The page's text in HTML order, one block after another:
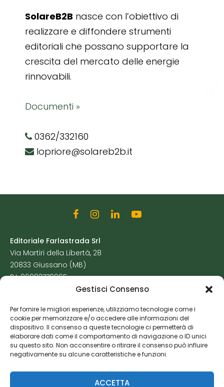
Gestisci Consenso
Per fornire le migliori esperienze, utilizziamo tecnologie come i
cookie per memorizzare e/o accedere alle informazioni del
dispositivo. Il consenso a queste tecnologie ci permetterà di
elaborare dati come il comportamento di navigazione o ID unici
su questo sito. Non acconsentire o ritirare il consenso può influire
negativamente su alcune caratteristiche e funzioni.
ACCETTA
SolareB2B nasce con l’obiettivo di
realizzare e diffondere strumenti
editoriali che possano supportare la
crescita del mercato delle energie
rinnovabili.
Documenti »
0362/332160
lopriore@solareb2b.it
Editoriale Farlastrada Srl
Via Martiri della Libertà, 28
20833 Giussano (MB)
P.I. 06982770965
Cookie Policy
Risorse Aggiuntive